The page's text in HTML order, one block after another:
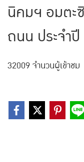
นิคมฯ อมตะ
ถนน ประจำ
32009 จำนวนผู้เข้าชม